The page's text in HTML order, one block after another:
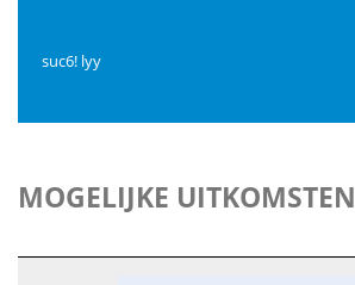
suc6! lyy
MOGELIJKE UITKOMSTEN